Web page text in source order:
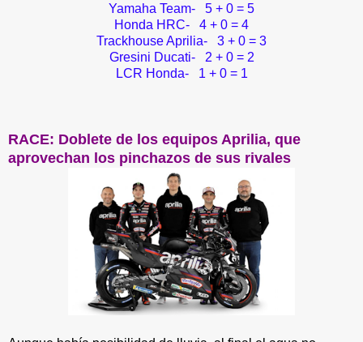
Yamaha Team- 5 + 0 = 5
Honda HRC- 4 + 0 = 4
Trackhouse Aprilia- 3 + 0 = 3
Gresini Ducati- 2 + 0 = 2
LCR Honda- 1 + 0 = 1
RACE: Doblete de los equipos Aprilia, que
aprovechan los pinchazos de sus rivales